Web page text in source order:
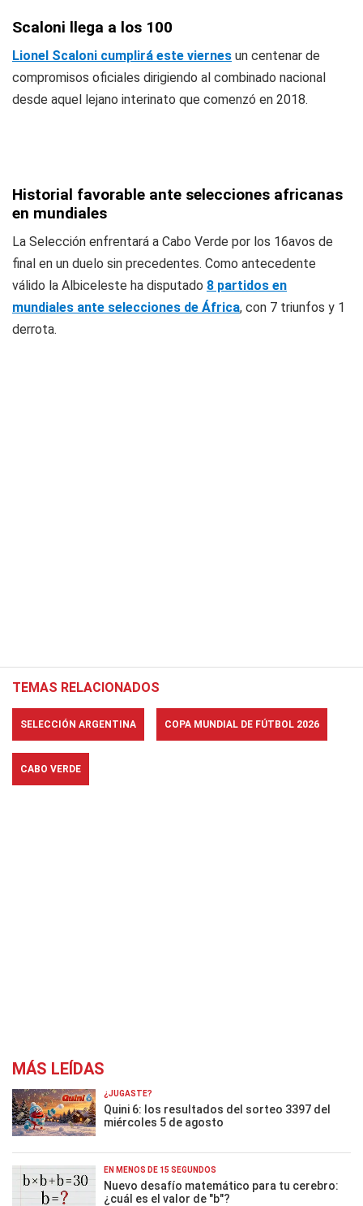
Scaloni llega a los 100
Lionel Scaloni cumplirá este viernes un centenar de
compromisos oficiales dirigiendo al combinado nacional
desde aquel lejano interinato que comenzó en 2018.
Historial favorable ante selecciones africanas
en mundiales
La Selección enfrentará a Cabo Verde por los 16avos de
final en un duelo sin precedentes. Como antecedente
válido la Albiceleste ha disputado 8 partidos en
mundiales ante selecciones de África, con 7 triunfos y 1
derrota.
TEMAS RELACIONADOS
SELECCIÓN ARGENTINA COPA MUNDIAL DE FÚTBOL 2026
CABO VERDE
MÁS LEÍDAS
¿JUGASTE?
Quini 6: los resultados del sorteo 3397 del
miércoles 5 de agosto
EN MENOS DE 15 SEGUNDOS
Nuevo desafío matemático para tu cerebro:
¿cuál es el valor de "b"?